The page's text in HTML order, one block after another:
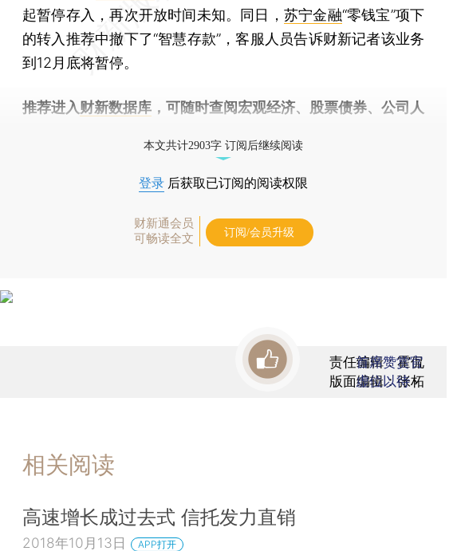
起暂停存入，再次开放时间未知。同日， 苏宁金融“零钱宝”项下
的转入推荐中撤下了“智慧存款”，客服人员告诉财新记者该业务
到12月底将暂停。
推荐进入财新数据库 ，可随时查阅宏观经济、股票债券、公司人
本文共计2903字 订阅后继续阅读
登录 后获取已订阅的阅读权限
财新通会员
可畅读全文
订阅/会员升级
责任编辑：霍侃
版面编辑：张柘
首席赞赏官
虚位以待
相关阅读
高速增长成过去式 信托发力直销
2018年10月13日 APP打开